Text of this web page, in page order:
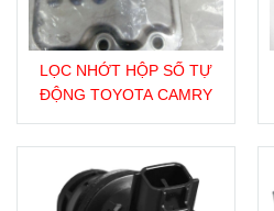
LỌC NHỚT HỘP SỐ TỰ
ĐỘNG TOYOTA CAMRY